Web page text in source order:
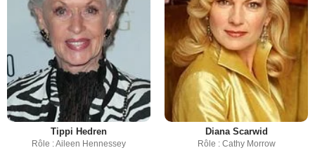
Tippi Hedren
Rôle : Aileen Hennessey
Diana Scarwid
Rôle : Cathy Morrow